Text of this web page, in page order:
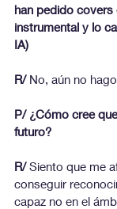
han pedido covers
instrumental y lo
IA)
R/ No, aún no
P/ ¿Cómo cree
futuro?
R/ Siento que me
conseguir
capaz no en el